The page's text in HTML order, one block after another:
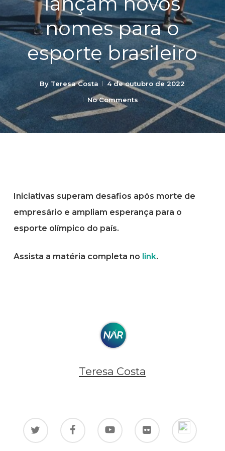
nomes para o
esporte brasileiro
By Teresa Costa
4 de outubro de 2022
No Comments
Iniciativas superam desafios após morte de
empresário e ampliam esperança para o
esporte olímpico do país.
Assista a matéria completa no link.
Teresa Costa